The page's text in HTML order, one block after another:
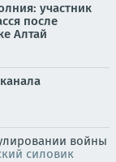
участник
после
Алтай
войны
силовик